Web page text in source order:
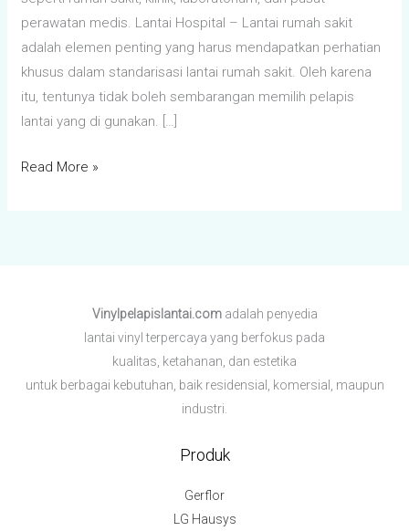
perawatan medis. Lantai Hospital – Lantai rumah sakit
adalah elemen penting yang harus mendapatkan perhatian
khusus dalam standarisasi lantai rumah sakit. Oleh karena
itu, tentunya tidak boleh sembarangan memilih pelapis
lantai yang di gunakan. […]
Read More »
Vinylpelapislantai.comadalah penyedia
lantai vinyl terpercaya yang berfokus pada
kualitas, ketahanan, dan estetika
untuk berbagai kebutuhan, baik residensial, komersial, maupun
industri.
Produk
Gerflor
LG Hausys